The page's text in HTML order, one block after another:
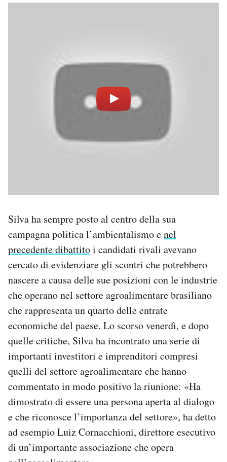
Silva ha sempre posto al centro della sua
campagna politica l’ambientalismo enel
precedente dibattitoi candidati rivali avevano
cercato di evidenziare gli scontri che potrebbero
nascere a causa delle sue posizioni con le industrie
che operano nel settore agroalimentare brasiliano
che rappresenta un quarto delle entrate
economiche del paese. Lo scorso venerdì, e dopo
quelle critiche, Silva ha incontrato una serie di
importanti investitori e imprenditori compresi
quelli del settore agroalimentare che hanno
commentato in modo positivo la riunione: «Ha
dimostrato di essere una persona aperta al dialogo
e che riconosce l’importanza del settore», ha detto
ad esempio Luiz Cornacchioni, direttore esecutivo
di un’importante associazione che opera